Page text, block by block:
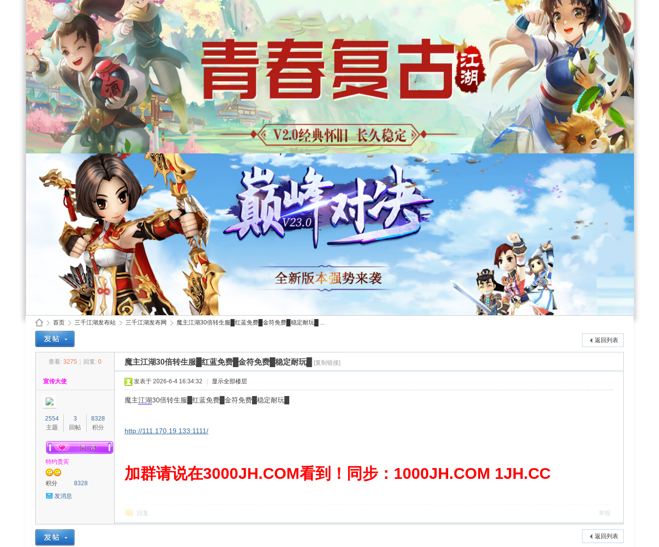
首页
›
三千江湖发布站 三千江湖发布网
›
魔主江湖30倍转生服█红蓝免费█金符免费█稳定耐玩█ ...
返回列表
查看: 3275 回复: 0 魔主江湖30倍转生服█红蓝免费█金符免费█稳定耐玩█ [复制链接]
宣传大使
2554
主题
3
回帖
8328
积分
特约贵宾
积分
8328
发消息
发表于 2026-6-4 16:34:32 显示全部楼层
魔主江湖30倍转生服█红蓝免费█金符免费█稳定耐玩█
http://111.170.19.133:1111/
加群请说在3000JH.COM看到！同步：1000JH.COM 1JH.CC
回复 举报
返回列表